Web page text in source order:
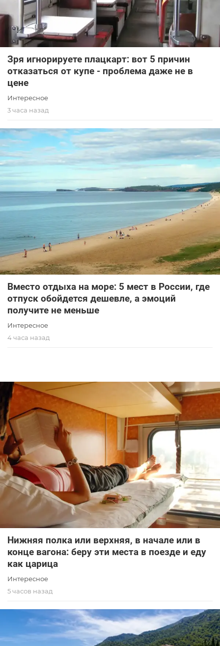
Зря игнорируете плацкарт: вот 5 причин
отказаться от купе - проблема даже не в
цене
Интересное
3 часа назад
Вместо отдыха на море: 5 мест в России, где
отпуск обойдется дешевле, а эмоций
получите не меньше
Интересное
4 часа назад
Нижняя полка или верхняя, в начале или в
конце вагона: беру эти места в поезде и еду
как царица
Интересное
5 часов назад